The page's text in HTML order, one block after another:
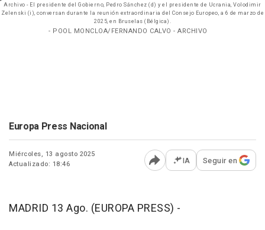
Archivo - El presidente del Gobierno, Pedro Sánchez (d) y el presidente de Ucrania, Volodimir
Zelenski (i), conversan durante la reunión extraordinaria del Consejo Europeo, a 6 de marzo de
2025, en Bruselas (Bélgica).
- POOL MONCLOA/FERNANDO CALVO - ARCHIVO
Europa Press Nacional
Miércoles, 13 agosto 2025
Actualizado: 18:46
Abrir opciones para
IA Seguir en
MADRID 13 Ago. (EUROPA PRESS) -